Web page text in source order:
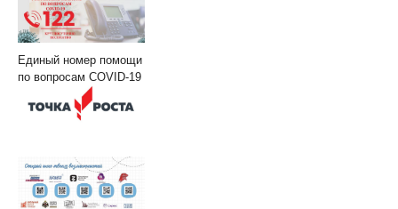
Единый номер помощи
по вопросам COVID-19